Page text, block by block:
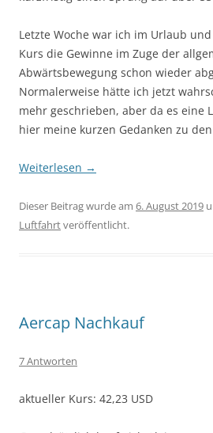
Letzte Woche war ich im Urlaub
Kurs die Gewinne im Zuge der
Abwärtsbewegung schon wieder
Normalerweise hätte ich jetzt
mehr geschrieben, aber da es eine
hier meine kurzen Gedanken zu
Weiterlesen →
Dieser Beitrag wurde am 6. August 2019
Luftfahrtveröffentlicht.
Aercap Nachkauf
7 Antworten
aktueller Kurs: 42,23 USD